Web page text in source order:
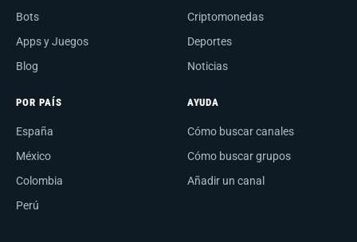
Bots
Apps y Juegos
Blog
Criptomonedas
Deportes
Noticias
POR PAÍS
España
México
Colombia
Perú
AYUDA
Cómo buscar canales
Cómo buscar grupos
Añadir un canal